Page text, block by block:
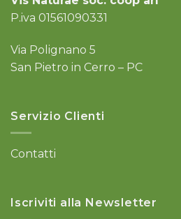
P.iva 01561090331
Via Polignano 5
San Pietro in Cerro – PC
Servizio Clienti
Contatti
Iscriviti alla Newsletter